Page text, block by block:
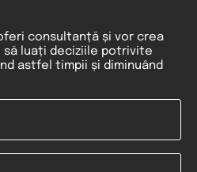
consultanță și vor crea
să luați deciziile potrivite
astfel timpii și diminuând